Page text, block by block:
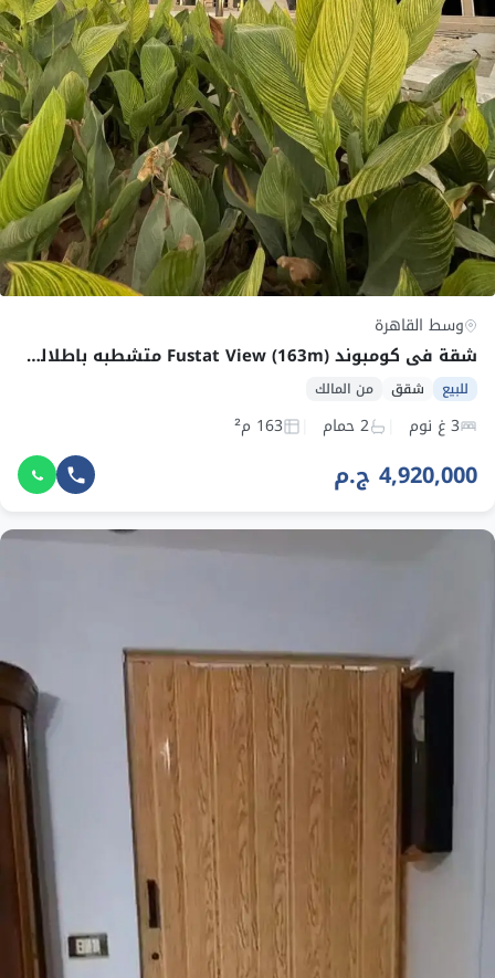
وسط القاهرة
شقة في كومبوند Fustat View (163m) متشطبه باطلاله مميزه
للبيع شقق من المالك
3 غ نوم 2 حمام 163 م²
4,920,000 ج.م